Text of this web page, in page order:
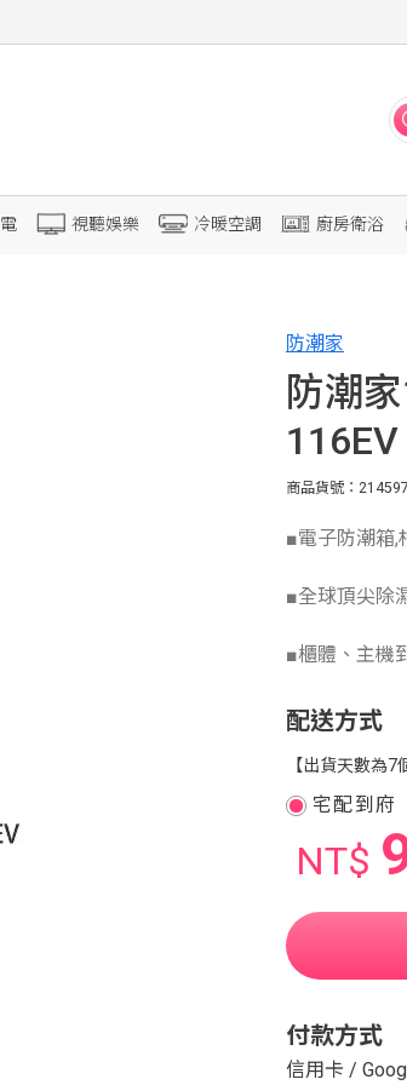
視聽娛樂 冷暖空調 廚房衛浴
防潮家
防潮
商品貨號：
■電子防潮箱,
■全球頂尖除
■櫃體、主機
配送方式
【出貨天數為7
宅配到府
NT$
付款方式
信用卡 /